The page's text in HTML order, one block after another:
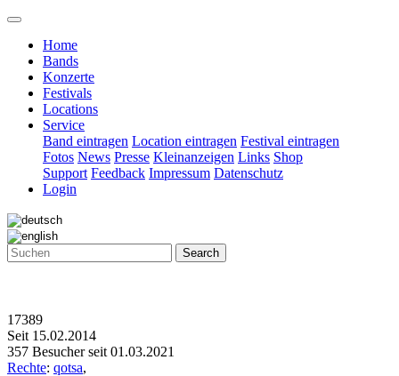
Home
Bands
Konzerte
Festivals
Locations
Service
Band eintragen Location eintragen Festival eintragen
Fotos News Presse Kleinanzeigen Links Shop
Support Feedback Impressum Datenschutz
Login
Search
17389
Seit 15.02.2014
357 Besucher seit 01.03.2021
Rechte: qotsa,